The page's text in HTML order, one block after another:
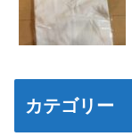
カテゴリー